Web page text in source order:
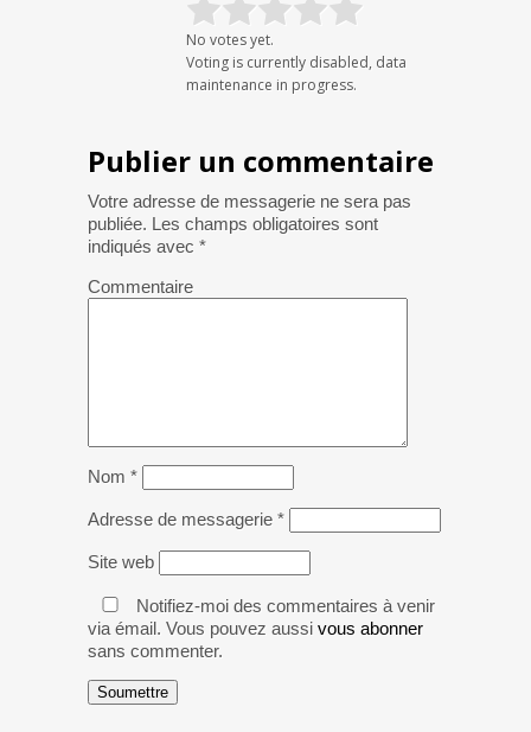
No votes yet.
Voting is currently disabled, data
maintenance in progress.
Publier un commentaire
Votre adresse de messagerie ne sera pas
publiée. Les champs obligatoires sont
indiqués avec *
Commentaire
Nom *
Adresse de messagerie *
Site web
Notifiez-moi des commentaires à venir
via émail. Vous pouvez aussi vous abonner
sans commenter.